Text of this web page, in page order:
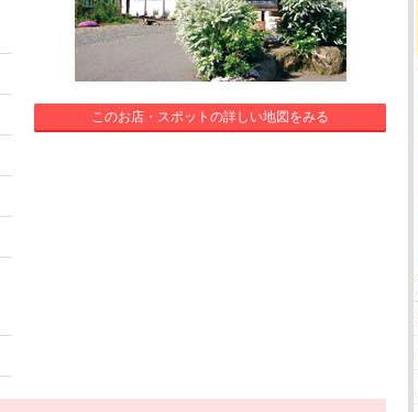
このお店・スポットの詳しい地図をみる